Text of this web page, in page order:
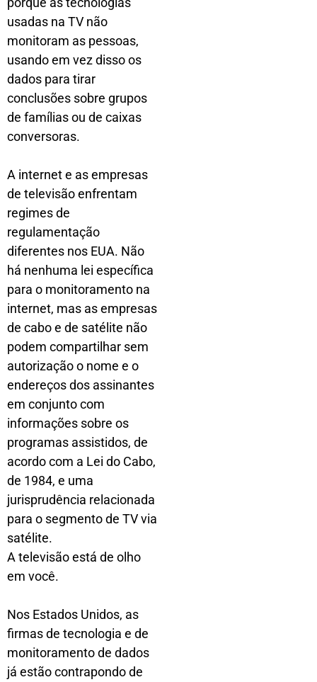
usadas na TV não
monitoram as pessoas,
usando em vez disso os
dados para tirar
conclusões sobre grupos
de famílias ou de caixas
conversoras.
A internet e as empresas
de televisão enfrentam
regimes de
regulamentação
diferentes nos EUA. Não
há nenhuma lei específica
para o monitoramento na
internet, mas as empresas
de cabo e de satélite não
podem compartilhar sem
autorização o nome e o
endereços dos assinantes
em conjunto com
informações sobre os
programas assistidos, de
acordo com a Lei do Cabo,
de 1984, e uma
jurisprudência relacionada
para o segmento de TV via
satélite.
A televisão está de olho
em você.
Nos Estados Unidos, as
firmas de tecnologia e de
monitoramento de dados
já estão contrapondo de